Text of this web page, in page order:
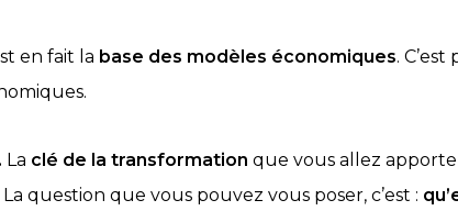
en fait la base des modèles économiques.
La clé de la transformation que vous allez
La question que vous pouvez vous poser, c’est :